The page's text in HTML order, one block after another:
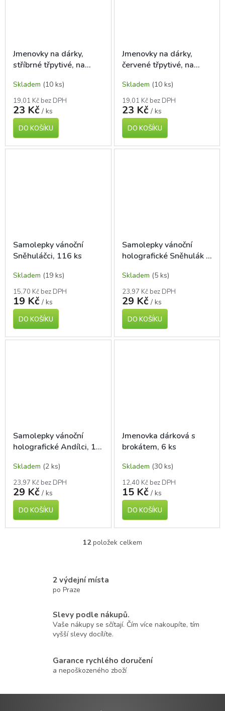
Jmenovky na dárky,
stříbrné třpytivé, na
Skladem (10 ks)
19,01 Kč bez DPH
23 Kč / ks
DO KOŠÍKU
Jmenovky na dárky,
červené třpytivé, na
Skladem (10 ks)
19,01 Kč bez DPH
23 Kč / ks
DO KOŠÍKU
Samolepky vánoční
Sněhuláčci, 116 ks
Skladem (19 ks)
15,70 Kč bez DPH
19 Kč / ks
DO KOŠÍKU
Samolepky vánoční
holografické Sněhulák a
Skladem (5 ks)
23,97 Kč bez DPH
29 Kč / ks
DO KOŠÍKU
Samolepky vánoční
holografické Andílci, 18
Skladem (2 ks)
23,97 Kč bez DPH
29 Kč / ks
DO KOŠÍKU
Jmenovka dárková s
brokátem, 6 ks
Skladem (30 ks)
12,40 Kč bez DPH
15 Kč / ks
DO KOŠÍKU
O
í
p
y
v
12položek celkem
2 výdejní místa
po Praze
Slevy podle nákupů.
Vaše nákupy se sčítají. Čím více nakoupíte, tím
vyšší slevy docílíte.
Garance rychlého doručení
a nepoškozeného zboží